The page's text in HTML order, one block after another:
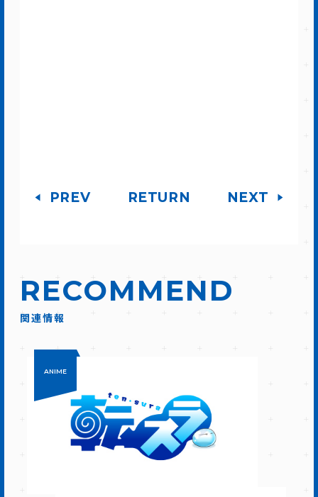
PREV RETURN NEXT
RECOMMEND
関連情報
ANIME